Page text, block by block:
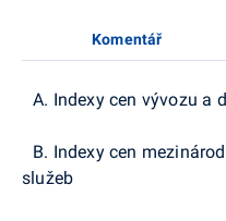
Komentář
A. Indexy cen vývozu a
B. Indexy cen
služeb